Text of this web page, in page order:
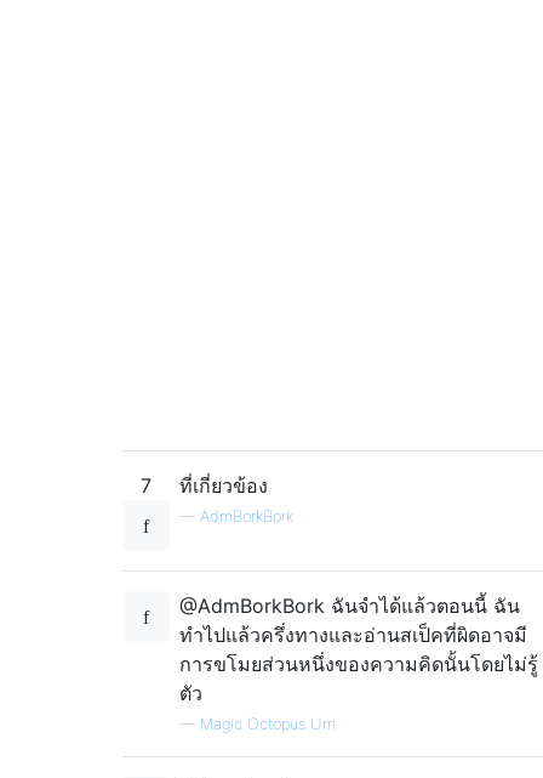
7 ที่เกี่ยวข้อง
— AdmBorkBork
@AdmBorkBork ฉันจำได้แล้วตอนนี้ ฉัน
ทำไปแล้วครึ่งทางและอ่านสเป็คที่ผิดอาจมี
การขโมยส่วนหนึ่งของความคิดนั้นโดยไม่รู้
ตัว
— Magic Octopus Urn